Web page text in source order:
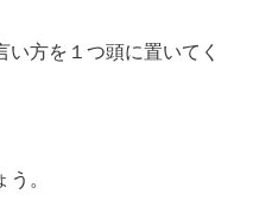
い方を１つ頭に置いてく
。